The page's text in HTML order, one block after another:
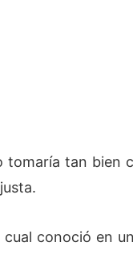
tomaría tan bien
conoció en